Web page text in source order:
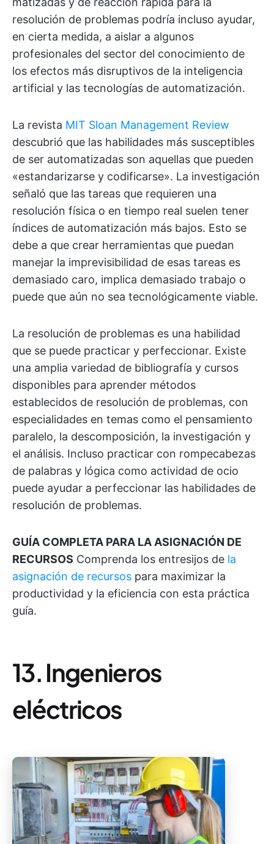
resolución de problemas podría incluso ayudar,
en cierta medida, a aislar a algunos
profesionales del sector del conocimiento de
los efectos más disruptivos de la inteligencia
artificial y las tecnologías de automatización.
La revista MIT Sloan Management Review
descubrió que las habilidades más susceptibles
de ser automatizadas son aquellas que pueden
«estandarizarse y codificarse». La investigación
señaló que las tareas que requieren una
resolución física o en tiempo real suelen tener
índices de automatización más bajos. Esto se
debe a que crear herramientas que puedan
manejar la imprevisibilidad de esas tareas es
demasiado caro, implica demasiado trabajo o
puede que aún no sea tecnológicamente viable.
La resolución de problemas es una habilidad
que se puede practicar y perfeccionar. Existe
una amplia variedad de bibliografía y cursos
disponibles para aprender métodos
establecidos de resolución de problemas, con
especialidades en temas como el pensamiento
paralelo, la descomposición, la investigación y
el análisis. Incluso practicar con rompecabezas
de palabras y lógica como actividad de ocio
puede ayudar a perfeccionar las habilidades de
resolución de problemas.
GUÍA COMPLETA PARA LA ASIGNACIÓN DE
RECURSOS Comprenda los entresijos de la
asignación de recursos para maximizar la
productividad y la eficiencia con esta práctica
guía.
13. Ingenieros
eléctricos